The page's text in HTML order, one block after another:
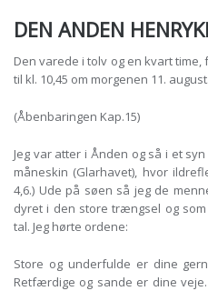
DEN ANDEN
Den varede i tolv og en kvart time,
til kl. 10,45 om morgenen 11. august.
(Åbenbaringen Kap.15)
Jeg var atter i Ånden og så i et
måneskin (Glarhavet), hvor
4,6.) Ude på søen så jeg de
dyret i den store trængsel og
tal. Jeg hørte ordene:
Store og underfulde er dine
Retfærdige og sande er dine